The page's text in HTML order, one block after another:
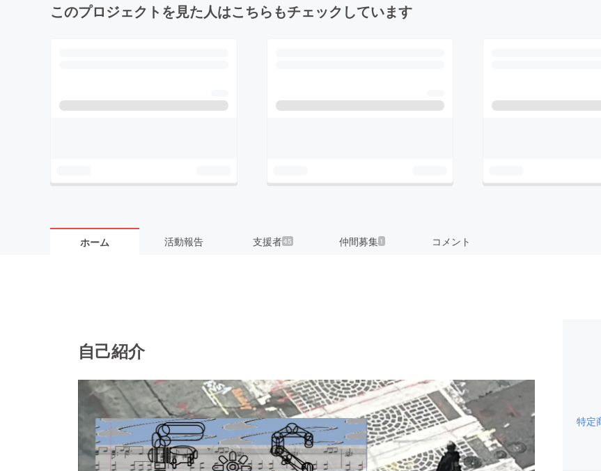
このプロジェクトを見た人はこちらもチェックしています
ホーム 活動報告 支援者45 仲間募集 1 コメント
自己紹介
特定